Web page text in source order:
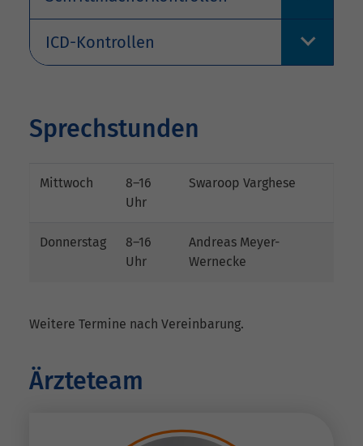
ICD-Kontrollen
Sprechstunden
Mittwoch
8–16
Uhr
Swaroop Varghese
Donnerstag
8–16
Uhr
Andreas Meyer-
Wernecke
Weitere Termine nach Vereinbarung.
Ärzteteam